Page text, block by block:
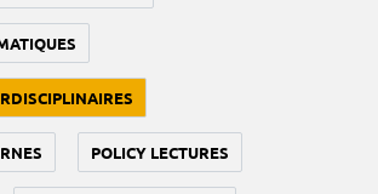
POLICY LECTURES